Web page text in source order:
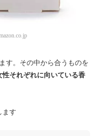
す。その中から合うものを
性それぞれに向いている香
ます